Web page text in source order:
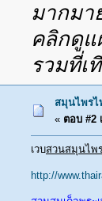
มากมา
คลิกดูแ
รวมที่เ
สมุนไพรไ
« ตอบ #2
เวบสวนสมุนไพ
http://